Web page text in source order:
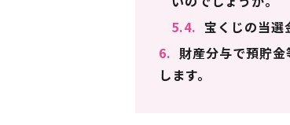
5.4. 宝くじの当選
6. 財産分与で預貯
します。